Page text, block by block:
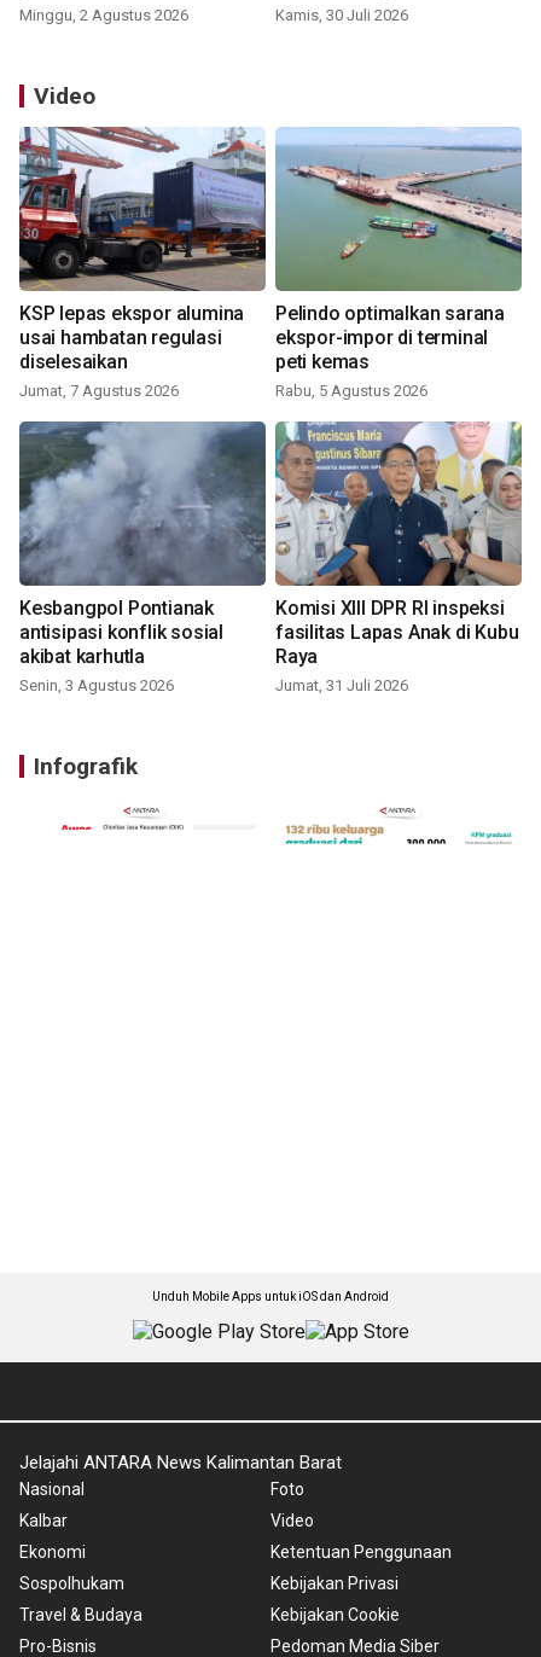
Minggu, 2 Agustus 2026 Kamis, 30 Juli 2026
Video
KSP lepas ekspor alumina
usai hambatan regulasi
diselesaikan
Jumat, 7 Agustus 2026
Pelindo optimalkan sarana
ekspor-impor di terminal
peti kemas
Rabu, 5 Agustus 2026
Kesbangpol Pontianak
antisipasi konflik sosial
akibat karhutla
Senin, 3 Agustus 2026
Komisi XIII DPR RI inspeksi
fasilitas Lapas Anak di Kubu
Raya
Jumat, 31 Juli 2026
Infografik
Unduh Mobile Apps untuk iOS dan Android
Jelajahi ANTARA News Kalimantan Barat
Nasional
Kalbar
Ekonomi
Sospolhukam
Travel & Budaya
Pro-Bisnis
Foto
Video
Ketentuan Penggunaan
Kebijakan Privasi
Kebijakan Cookie
Pedoman Media Siber